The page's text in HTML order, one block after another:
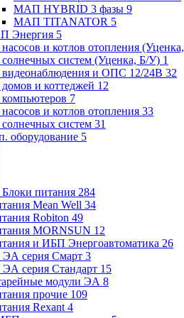
МАП HYBRID 3 фазы 9
МАП TITANATOR 5
Энергия 5
и котлов отопления
систем (Уценка, Б/У) 1
и ОПС 12/24В 32
и коттеджей 12
7
и котлов отопления 33
систем 31
оборудование 5
Блоки питания 284
Mean Well 34
Robiton 49
MORNSUN 12
и ИБП Энергоавтоматика 26
серия Смарт 3
серия Стандарт 15
модули ЭА 8
прочие 109
Rexant 4